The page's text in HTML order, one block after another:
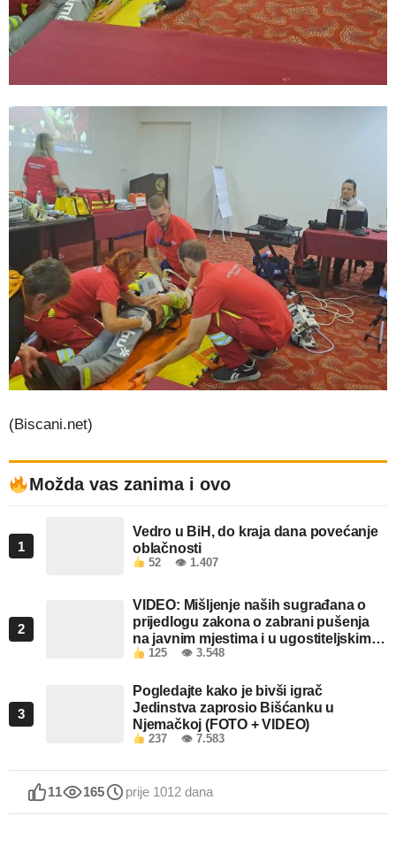
(Biscani.net)
Možda vas zanima i ovo
1
Vedro u BiH, do kraja dana povećanje
oblačnosti
52 👁 1.407
2
VIDEO: Mišljenje naših sugrađana o
prijedlogu zakona o zabrani pušenja
na javnim mjestima i u ugostiteljskim
objektima u FBiH
125 👁 3.548
3
Pogledajte kako je bivši igrač
Jedinstva zaprosio Bišćanku u
Njemačkoj (FOTO + VIDEO)
237 👁 7.583
11 165 prije 1012 dana